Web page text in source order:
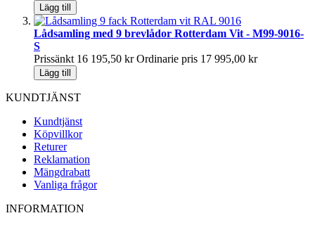
Lägg till
Lådsamling med 9 brevlådor Rotterdam Vit - M99-9016-
S
Prissänkt 16 195,50 kr Ordinarie pris 17 995,00 kr
Lägg till
KUNDTJÄNST
Kundtjänst
Köpvillkor
Returer
Reklamation
Mängdrabatt
Vanliga frågor
INFORMATION